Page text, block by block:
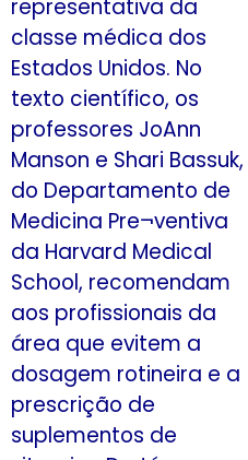
representativa da
classe médica dos
Estados Unidos. No
texto científico, os
professores JoAnn
Manson e Shari Bassuk,
do Departamento de
Medicina Pre¬ventiva
da Harvard Medical
School, recomendam
aos profissionais da
área que evitem a
dosagem rotineira e a
prescrição de
suplementos de